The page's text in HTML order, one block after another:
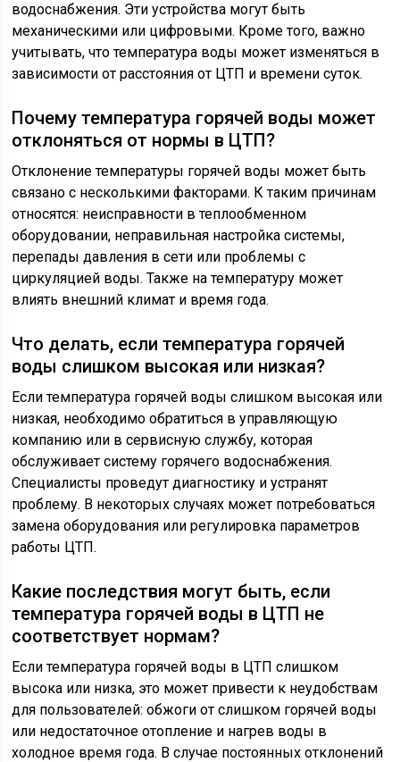
водоснабжения. Эти устройства могут быть
механическими или цифровыми. Кроме того, важно
учитывать, что температура воды может изменяться в
зависимости от расстояния от ЦТП и времени суток.
Почему температура горячей воды может
отклоняться от нормы в ЦТП?
Отклонение температуры горячей воды может быть
связано с несколькими факторами. К таким причинам
относятся: неисправности в теплообменном
оборудовании, неправильная настройка системы,
перепады давления в сети или проблемы с
циркуляцией воды. Также на температуру может
влиять внешний климат и время года.
Что делать, если температура горячей
воды слишком высокая или низкая?
Если температура горячей воды слишком высокая или
низкая, необходимо обратиться в управляющую
компанию или в сервисную службу, которая
обслуживает систему горячего водоснабжения.
Специалисты проведут диагностику и устранят
проблему. В некоторых случаях может потребоваться
замена оборудования или регулировка параметров
работы ЦТП.
Какие последствия могут быть, если
температура горячей воды в ЦТП не
соответствует нормам?
Если температура горячей воды в ЦТП слишком
высока или низка, это может привести к неудобствам
для пользователей: обжоги от слишком горячей воды
или недостаточное отопление и нагрев воды в
холодное время года. В случае постоянных отклонений